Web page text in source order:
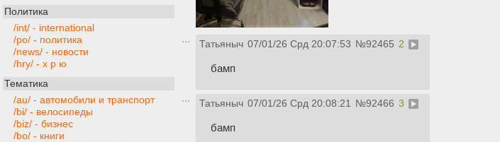
Политика
/int/ - international
/po/ - политика
/news/ - новости
/hry/ - х р ю
Тематика
/au/ - автомобили и транспорт
/bi/ - велосипеды
/biz/ - бизнес
/bo/ - книги
Татьяныч 07/01/26 Срд 20:07:53 №92465 2
бамп
Татьяныч 07/01/26 Срд 20:08:21 №92466 3
бамп